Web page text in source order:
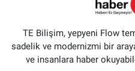
TE Bilişim, yepyeni Flow
sadelik ve modernizmi bir
ve insanlara haber